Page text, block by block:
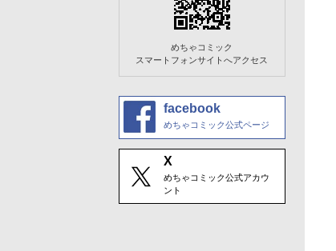
めちゃコミック
スマートフォンサイトへアクセス
facebook
めちゃコミック公式ページ
X
めちゃコミック公式アカウ
ント